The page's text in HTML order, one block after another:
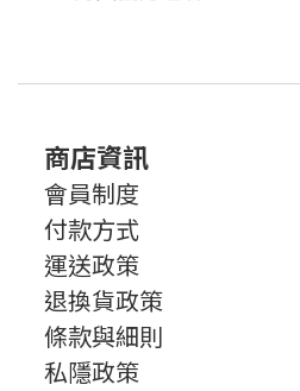
商店資訊
會員制度
付款方式
運送政策
退換貨政策
條款與細則
私隱政策